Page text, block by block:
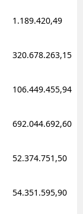
1.189.420,49
320.678.263,15
106.449.455,94
692.044.692,60
52.374.751,50
54.351.595,90